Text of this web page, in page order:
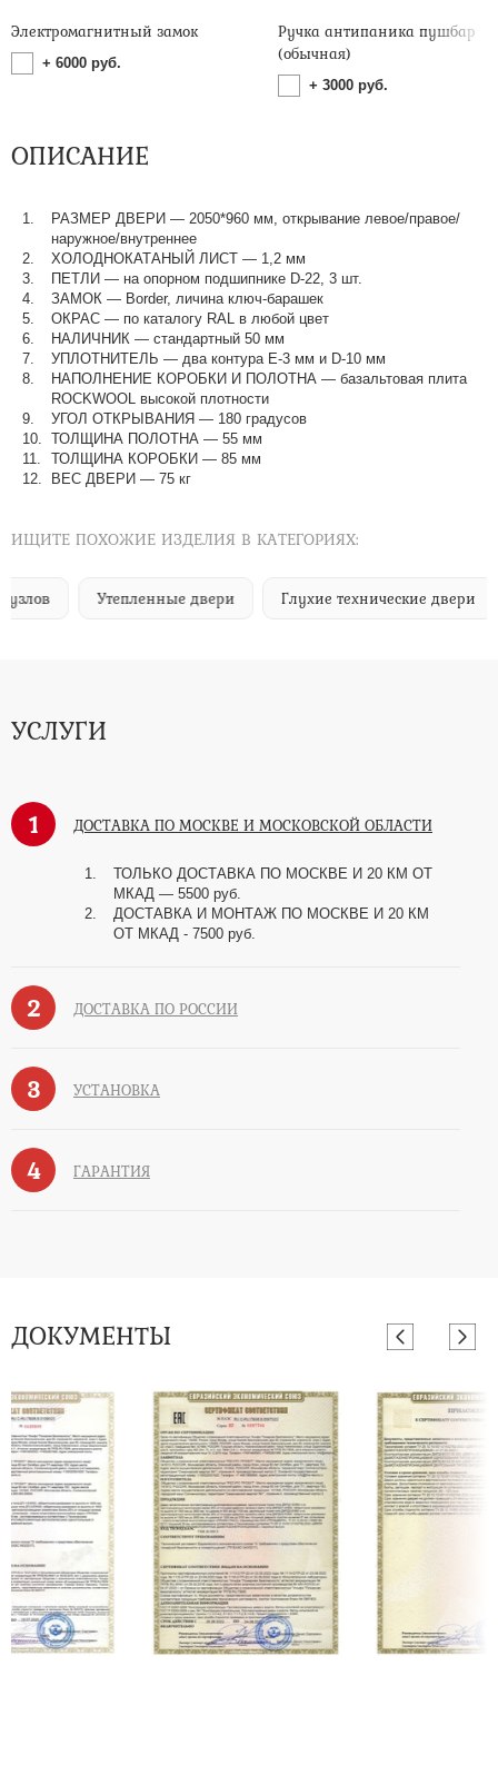
Электромагнитный замок
+ 6000 руб.
Ручка антипаника пушбар
(обычная)
+ 3000 руб.
ОПИСАНИЕ
РАЗМЕР ДВЕРИ — 2050*960 мм, открывание левое/правое/
наружное/внутреннее
ХОЛОДНОКАТАНЫЙ ЛИСТ — 1,2 мм
ПЕТЛИ — на опорном подшипнике D-22, 3 шт.
ЗАМОК — Border, личина ключ-барашек
ОКРАС — по каталогу RAL в любой цвет​​​​​​​
НАЛИЧНИК — стандартный 50 мм
УПЛОТНИТЕЛЬ — два контура Е-3 мм и D-10 мм
НАПОЛНЕНИЕ КОРОБКИ И ПОЛОТНА — базальтовая плита
ROCKWOOL высокой плотности
УГОЛ ОТКРЫВАНИЯ — 180 градусов
ТОЛЩИНА ПОЛОТНА — 55 мм
ТОЛЩИНА КОРОБКИ — 85 мм
ВЕС ДВЕРИ — 75 кг
ИЩИТЕ ПОХОЖИЕ ИЗДЕЛИЯ В КАТЕГОРИЯХ:
Утепленные двери Глухие технические двери
УСЛУГИ
1 ДОСТАВКА ПО МОСКВЕ И МОСКОВСКОЙ ОБЛАСТИ
ТОЛЬКО ДОСТАВКА ПО МОСКВЕ И 20 КМ ОТ
МКАД — 5500 руб.
ДОСТАВКА И МОНТАЖ ПО МОСКВЕ И 20 КМ
ОТ МКАД - 7500 руб.
2 ДОСТАВКА ПО РОССИИ
3 УСТАНОВКА
4 ГАРАНТИЯ
ДОКУМЕНТЫ